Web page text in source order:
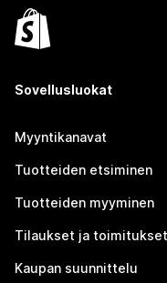
Sovellusluokat
Myyntikanavat
Tuotteiden etsiminen
Tuotteiden myyminen
Tilaukset ja toimitukset
Kaupan suunnittelu